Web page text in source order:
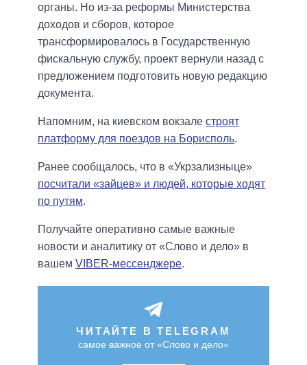
органы. Но из-за реформы Министерства
доходов и сборов, которое
трансформировалось в Государственную
фискальную службу, проект вернули назад с
предложением подготовить новую редакцию
документа.
Напомним, на киевском вокзале строят
платформу для поездов на Борисполь.
Ранее сообщалось, что в «Укрзализныце»
посчитали «зайцев» и людей, которые ходят
по путям.
Получайте оперативно самые важные
новости и аналитику от «Слово и дело» в
вашем VIBER-мессенджере.
ЧИТАЙТЕ В TELEGRAM
самое важное от «Слово и дело»